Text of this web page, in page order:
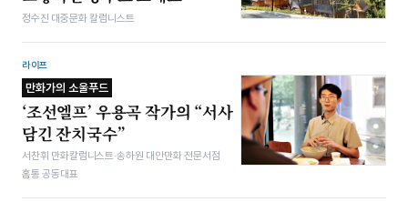
정수진 대중문화 칼럼니스트
라이프
만화가의 소울푸드
‘조선엘프’ 우용곡 작가의 “서사
담긴 잔치국수”
서찬휘 만화칼럼니스트·송하원 대안만화 전문서점
홈통 공동대표